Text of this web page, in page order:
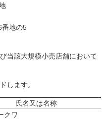
地の5
該大規模小売店舗において
します。
氏名又は名称
クワ